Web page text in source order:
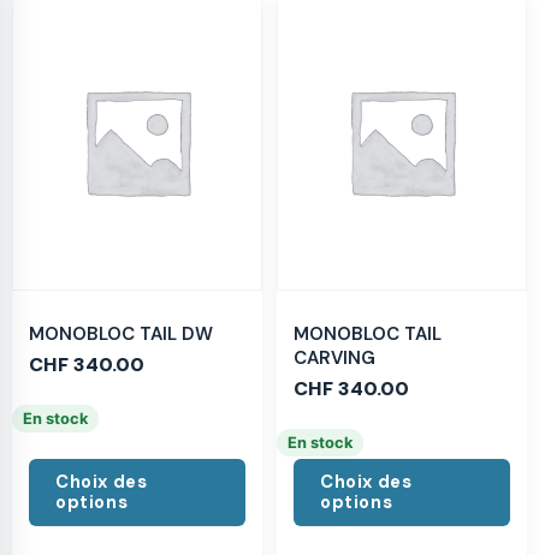
MONOBLOC TAIL DW
CHF340.00
En stock
Choix des
options
MONOBLOC TAIL
CARVING
CHF340.00
En stock
Choix des
options